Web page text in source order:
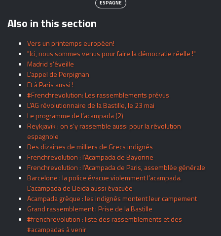
ESPAGNE
Also in this section
Vers un printemps européen!
"Ici, nous sommes venus pour faire la démocratie réelle !"
Madrid s’éveille
L’appel de Perpignan
Et à Paris aussi !
#Frenchrevolution: Les rassemblements prévus
L’AG révolutionnaire de la Bastille, le 23 mai
Le programme de l’acampada (2)
Reykjavik : on s’y rassemble aussi pour la révolution
espagnole
Des dizaines de milliers de Grecs indignés
Frenchrevolution : l’Acampada de Bayonne
Frenchrevolution : l’Acampada de Paris, assemblée générale
Barcelone : la police évacue violemment l’acampada.
L’acampada de Lleida aussi évacuée
Acampada grèque : les indignés montent leur campement
Grand rassemblement : Prise de la Bastille
#frenchrevolution : liste des rassemblements et des
#acampadas à venir